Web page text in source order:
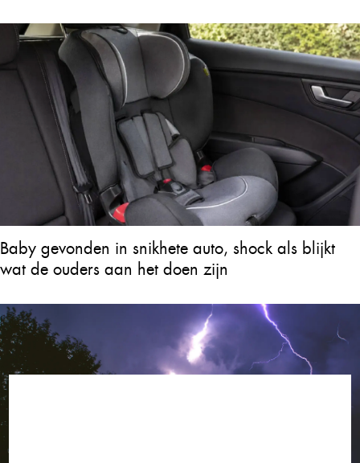
Baby gevonden in snikhete auto, shock als blijkt
wat de ouders aan het doen zijn